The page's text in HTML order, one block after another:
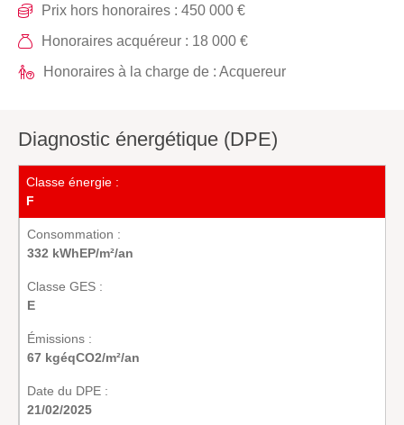
Prix hors honoraires : 450 000 €
Honoraires acquéreur : 18 000 €
Honoraires à la charge de : Acquereur
Diagnostic énergétique (DPE)
Classe énergie :
F
Consommation :
332 kWhEP/m²/an
Classe GES :
E
Émissions :
67 kgéqCO2/m²/an
Date du DPE :
21/02/2025